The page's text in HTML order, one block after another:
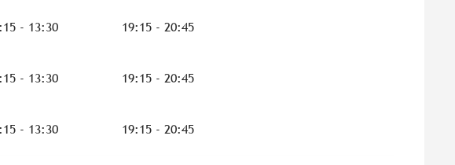
- 13:30 19:15 - 20:45
- 13:30 19:15 - 20:45
- 13:30 19:15 - 20:45